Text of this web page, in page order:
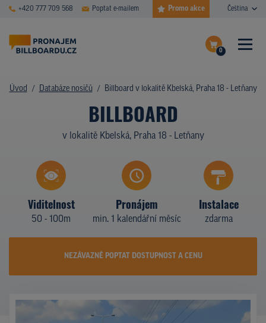
+420 777 709 568 Poptat e-mailem Promo akce Čeština
0
Dokončit poptávku
Zobrazit nosiče na mapě
ČASTÉ DOTAZY
DATABÁZE NOSIČŮ
PLOCHY V AKCI
CENY
Z PRAXE
KDO JSME
PROMO AKCE
Úvod Databáze nosičů Billboard v lokalitě Kbelská, Praha 18 - Letňany
BILLBOARD
v lokalitě Kbelská, Praha 18 - Letňany
Viditelnost
50 - 100m
Pronájem
min. 1 kalendářní měsíc
Instalace
zdarma
NEZÁVAZNĚ POPTAT DOSTUPNOST A CENU